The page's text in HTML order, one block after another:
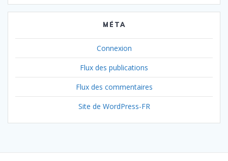
MÉTA
Connexion
Flux des publications
Flux des commentaires
Site de WordPress-FR